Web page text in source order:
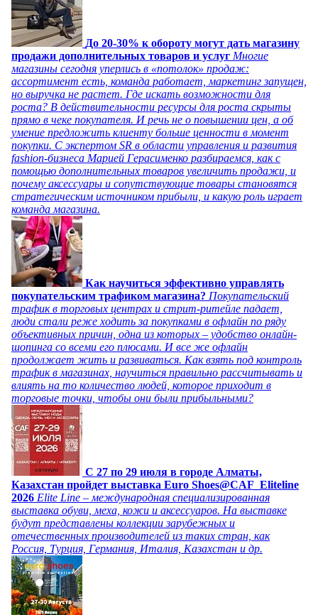
До 20-30% к обороту могут дать магазину
продажи дополнительных товаров и услуг Многие
магазины сегодня уперлись в «потолок» продаж:
ассортимент есть, команда работает, маркетинг запущен,
но выручка не растет. Где искать возможности для
роста? В действительности ресурсы для роста скрыты
прямо в чеке покупателя. И речь не о повышении цен, а об
умение предложить клиенту больше ценности в момент
покупки. С экспертом SR в области управления и развития
fashion-бизнеса Марией Герасименко разбираемся, как с
помощью дополнительных товаров увеличить продажи, и
почему аксессуары и сопутствующие товары становятся
стратегическим источником прибыли, и какую роль играет
команда магазина.
Как научиться эффективно управлять
покупательским трафиком магазина? Покупательский
трафик в торговых центрах и стрит-ритейле падает,
люди стали реже ходить за покупками в офлайн по ряду
объективных причин, одна из которых – удобство онлайн-
шопинга со всеми его плюсами. И все же офлайн
продолжает жить и развиваться. Как взять под контроль
трафик в магазинах, научиться правильно рассчитывать и
влиять на то количество людей, которое приходит в
торговые точки, чтобы они были прибыльными?
C 27 по 29 июля в городе Алматы,
Казахстан пройдет выставка Euro Shoes@CAF_Eliteline
2026 Elite Line – международная специализированная
выставка обуви, меха, кожи и аксессуаров. На выставке
будут представлены коллекции зарубежных и
отечественных производителей из таких стран, как
Россия, Турция, Германия, Италия, Казахстан и др.